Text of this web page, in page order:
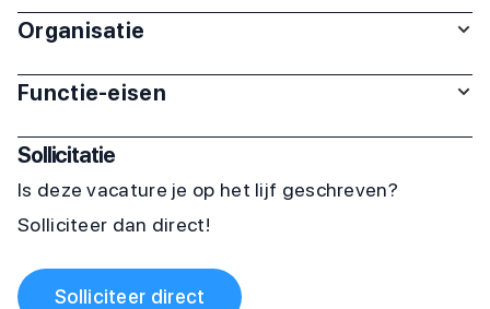
Organisatie
Functie-eisen
Sollicitatie
Is deze vacature je op het lijf geschreven?
Solliciteer dan direct!
Solliciteer direct